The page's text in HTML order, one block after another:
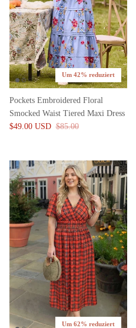
Um 42% reduziert
Pockets Embroidered Floral
Smocked Waist Tiered Maxi Dress
$49.00 USD $85.00
Um 62% reduziert